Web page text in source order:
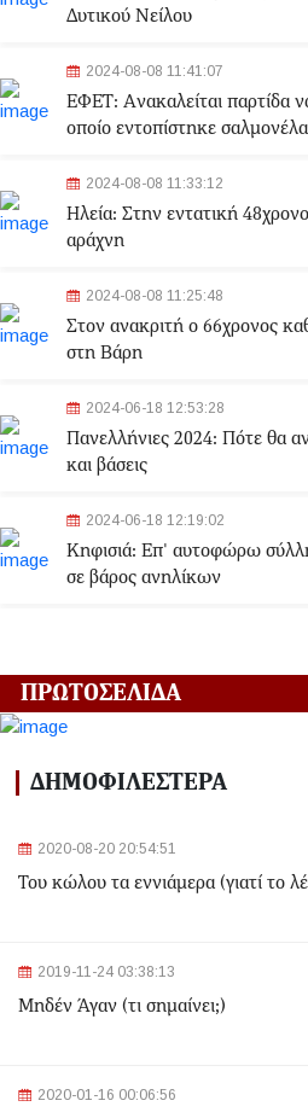
Δυτικού Νείλου
2024-08-08 11:41:07
ΕΦΕΤ: Aνακαλείται παρτίδα
οποίο εντοπίστηκε σαλμονέλα
2024-08-08 11:33:12
Ηλεία: Στην εντατική
αράχνη
2024-08-08 11:25:48
Στον ανακριτή ο 66χρονος
στη Βάρη
2024-06-18 12:53:28
Πανελλήνιες 2024: Πότε θα
και βάσεις
2024-06-18 12:19:02
Κηφισιά: Eπ' αυτοφώρω
σε βάρος ανηλίκων
Αλλαγές στα δρομολόγια του
2024-03-22 11:07:47
Ομόνοια: Ριφιφί σε
2024-03-22 10:52:10
Σεισμός 4,7 Ρίχτερ ανοιχτά
ΠΡΩΤΟΣΕΛΙΔΑ
ΔΗΜΟΦΙΛΕΣΤΕΡΑ
2020-08-20 20:54:51
Του κώλου τα εννιάμερα (γιατί το
2019-11-24 03:38:13
Μηδέν Άγαν (τι σημαίνει;)
2020-01-16 00:06:56